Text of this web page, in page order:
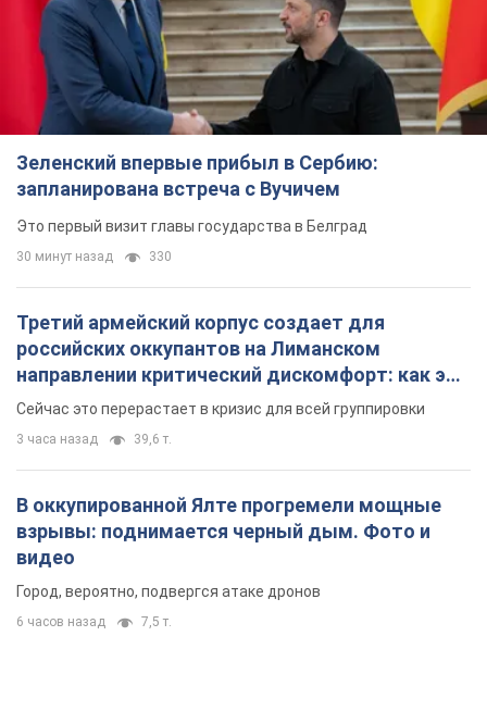
Это первый визит главы государства в Белград
30 минут назад 330
Третий армейский корпус создает для
российских оккупантов на Лиманском
направлении критический дискомфорт: как это
удалось
Сейчас это перерастает в кризис для всей группировки
3 часа назад 39,6 т.
В оккупированной Ялте прогремели мощные
взрывы: поднимается черный дым. Фото и
видео
Город, вероятно, подвергся атаке дронов
6 часов назад 7,5 т.